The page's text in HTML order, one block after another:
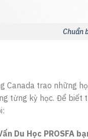
Chuẩn
Canada trao những
từng kỳ học. Để
Du Học PROSFA